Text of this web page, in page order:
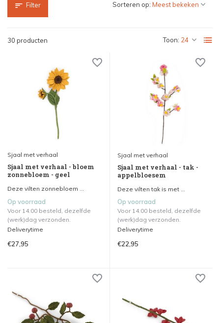
Filter
30 producten Toon:
Sorteren op:
Sjaal met verhaal
Sjaal met verhaal - bloem
zonnebloem - geel
Deze vilten zonnebloem ...
Op voorraad
Voor 14.00 besteld, dezelfde
(werk)dag verzonden.
Deliverytime
€27,95
Sjaal met verhaal
Sjaal met verhaal - tak -
appelbloesem
Deze vilten tak is met ...
Op voorraad
Voor 14.00 besteld, dezelfde
(werk)dag verzonden.
Deliverytime
€22,95